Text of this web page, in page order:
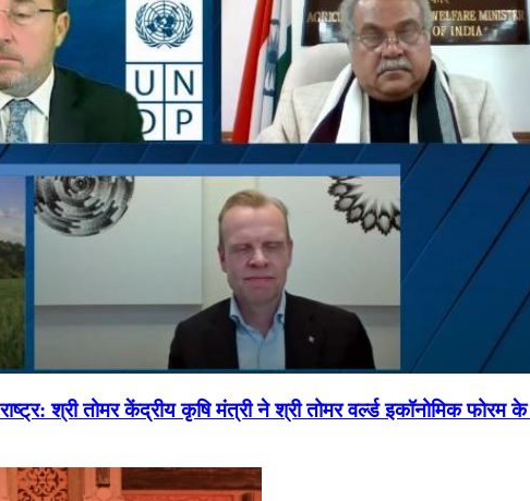
श्री तोमर केंद्रीय कृषि मंत्री ने श्री तोमर वर्ल्ड इकॉनोमिक फोरम